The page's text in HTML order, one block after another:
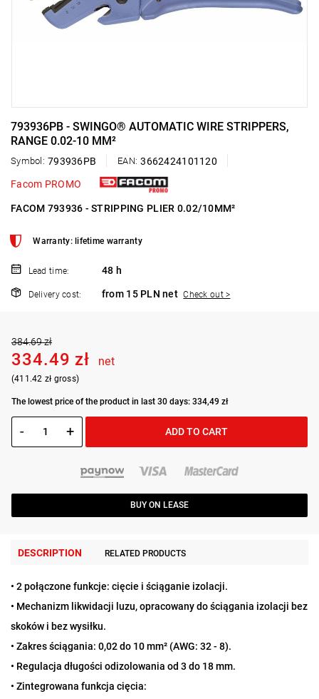
793936PB - SWINGO® AUTOMATIC WIRE STRIPPERS,
RANGE 0.02-10 MM²
Symbol: 793936PB EAN: 3662424101120
Facom PROMO
FACOM 793936 - STRIPPING PLIER 0.02/10MM²
Warranty: lifetime warranty
Lead time: 48 h
Delivery cost: from 15 PLN net Check out >
384.69 zł
334.49 zł net
(411.42 zł gross)
The lowest price of the product in last 30 days: 334,49 zł
- + ADD TO CART
BUY ON LEASE
DESCRIPTION RELATED PRODUCTS
• 2 połączone funkcje: cięcie i ściąganie izolacji.
• Mechanizm likwidacji luzu, opracowany do ściągania izolacji bez
skoków i bez wysiłku.
• Zakres ściągania: 0,02 do 10 mm² (AWG: 32 - 8).
• Regulacja długości odizolowania od 3 do 18 mm.
• Zintegrowana funkcja cięcia: